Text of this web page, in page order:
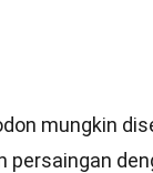
mungkin
persaingan